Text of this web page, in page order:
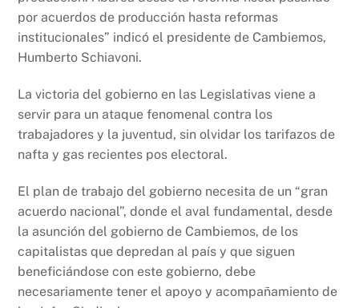
por acuerdos de producción hasta reformas
institucionales” indicó el presidente de Cambiemos,
Humberto Schiavoni.
La victoria del gobierno en las Legislativas viene a
servir para un ataque fenomenal contra los
trabajadores y la juventud, sin olvidar los tarifazos de
nafta y gas recientes pos electoral.
El plan de trabajo del gobierno necesita de un “gran
acuerdo nacional”, donde el aval fundamental, desde
la asunción del gobierno de Cambiemos, de los
capitalistas que depredan al país y que siguen
beneficiándose con este gobierno, debe
necesariamente tener el apoyo y acompañamiento de